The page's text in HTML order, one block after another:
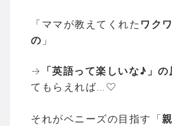
「ママが教えてくれた ワク
の 」
→ 「英語って楽しいな♪」の
てもらえれば…♡
それがベニーズの目指す「